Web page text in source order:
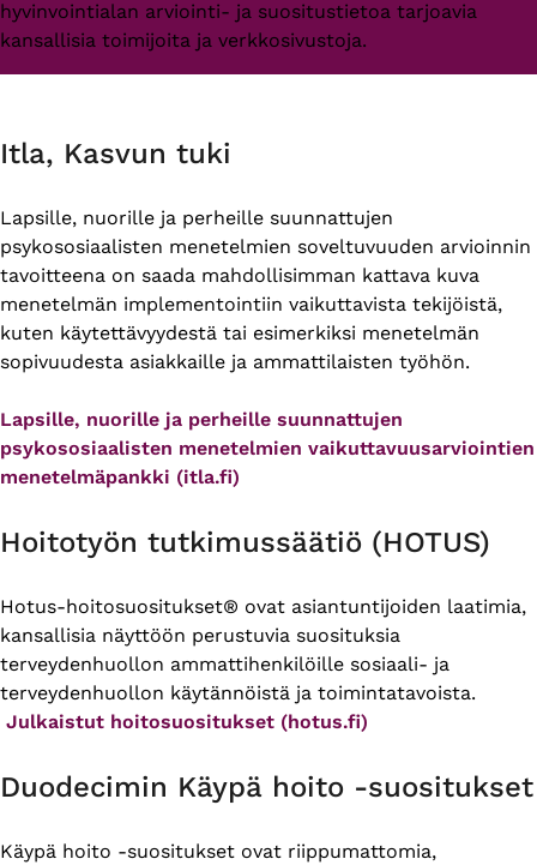
hyvinvointialan arviointi- ja suositustietoa tarjoavia
kansallisia toimijoita ja verkkosivustoja.
Itla, Kasvun tuki
Lapsille, nuorille ja perheille suunnattujen
psykososiaalisten menetelmien soveltuvuuden arvioinnin
tavoitteena on saada mahdollisimman kattava kuva
menetelmän implementointiin vaikuttavista tekijöistä,
kuten käytettävyydestä tai esimerkiksi menetelmän
sopivuudesta asiakkaille ja ammattilaisten työhön.
Lapsille, nuorille ja perheille suunnattujen
psykososiaalisten menetelmien vaikuttavuusarviointien
menetelmäpankki (itla.fi)
Hoitotyön tutkimussäätiö (HOTUS)
Hotus-hoitosuositukset® ovat asiantuntijoiden laatimia,
kansallisia näyttöön perustuvia suosituksia
terveydenhuollon ammattihenkilöille sosiaali- ja
terveydenhuollon käytännöistä ja toimintatavoista.
Julkaistut hoitosuositukset (hotus.fi)
Duodecimin Käypä hoito -suositukset
Käypä hoito -suositukset ovat riippumattomia,